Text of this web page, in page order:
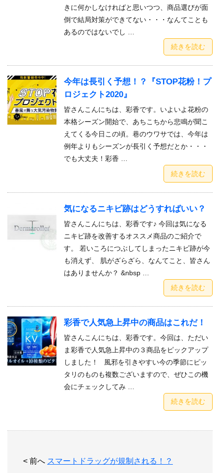
きに何かしなければと思いつつ、商品選びが面
倒で結局対策ができてない・・・なんてことも
あるのではないでし …
続きを読む
今年は長引く予想！？『STOP花粉！プ
ロジェクト2020』
皆さんこんにちは、彩香です。いよいよ花粉の
本格シーズン開始で、あちこちから悲鳴が聞こ
えてくる今日この頃。巷のウワサでは、今年は
例年よりもシーズンが長引く予想だとか・・・
でも大丈夫！彩香 …
続きを読む
気になるニキビ跡はどうすればいい？
皆さんこんにちは、彩香です♪ 今回は気になる
ニキビ跡を改善するオススメ商品のご紹介で
す。 若いころにつぶしてしまったニキビ跡が今
も消えず、 肌がざらざら、なんてこと、皆さん
はありませんか？ &nbsp …
続きを読む
彩香で人気急上昇中の商品はこれだ！
皆さんこんにちは、彩香です。今回は、ただい
ま彩香で人気急上昇中の３商品をピックアップ
しました！ 風邪を引きやすい今の季節にピッ
タリのものも複数ございますので、ぜひこの機
会にチェックしてみ …
続きを読む
< 前へ スマートドラッグが規制される！？